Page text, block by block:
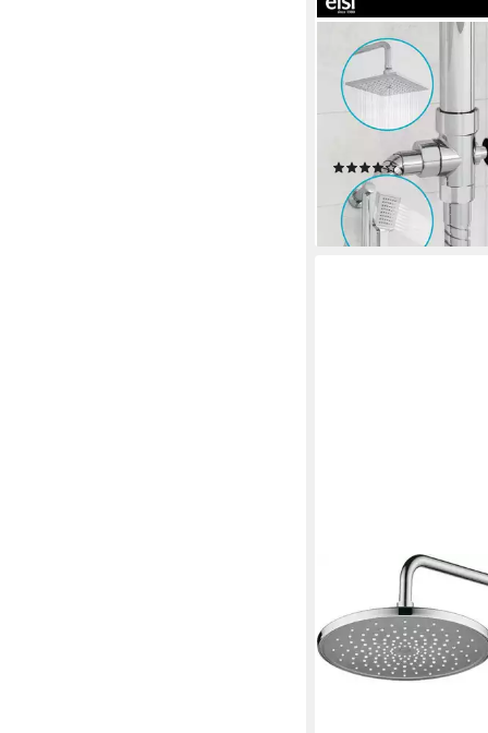
EISL
Duschsystem EASY
cm, Regendusche
Duschsystem mit
Duschbrause
(29)
68,75 €
lieferbar - in 3-4